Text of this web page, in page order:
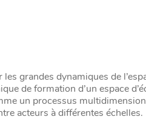
grandes dynamiques de
de formation d’un espace
un processus
acteurs à différentes échelles.